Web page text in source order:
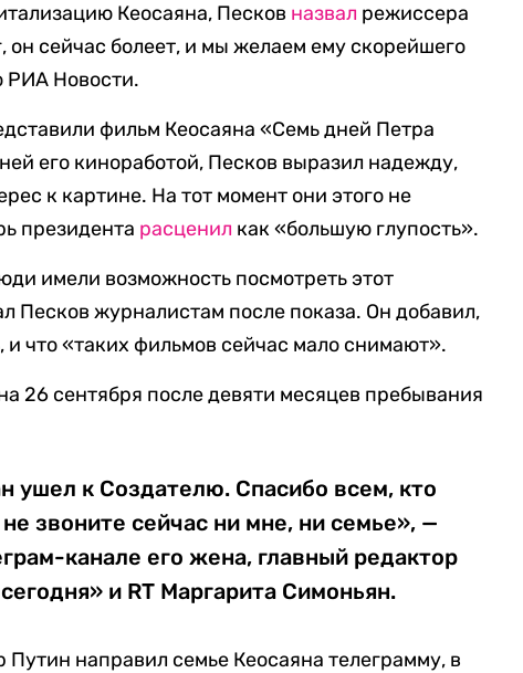
Кеосаяна, Песков назвал режиссера
он сейчас болеет, и мы желаем ему скорейшего
РИА Новости.
фильм Кеосаяна «Семь дней Петра
его киноработой, Песков выразил надежду,
к картине. На тот момент они этого не
президента расценил как «большую глупость».
имели возможность посмотреть этот
Песков журналистам после показа. Он добавил,
и что «таких фильмов сейчас мало снимают».
26 сентября после девяти месяцев пребывания
ушел к Создателю. Спасибо всем, кто
звоните сейчас ни мне, ни семье», —
канале его жена, главный редактор
и RT Маргарита Симоньян.
направил семье Кеосаяна телеграмму, в